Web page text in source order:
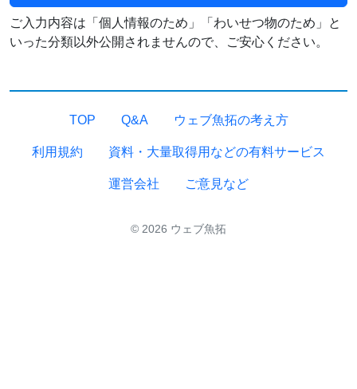
ご入力内容は「個人情報のため」「わいせつ物のため」と
いった分類以外公開されませんので、ご安心ください。
TOP Q&A ウェブ魚拓の考え方
利用規約 資料・大量取得用などの有料サービス
運営会社 ご意見など
© 2026 ウェブ魚拓